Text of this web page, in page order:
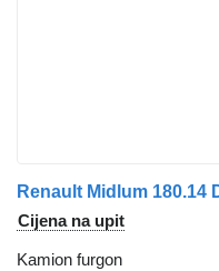
Renault Midlum 180.14
Cijena na upit
Kamion furgon